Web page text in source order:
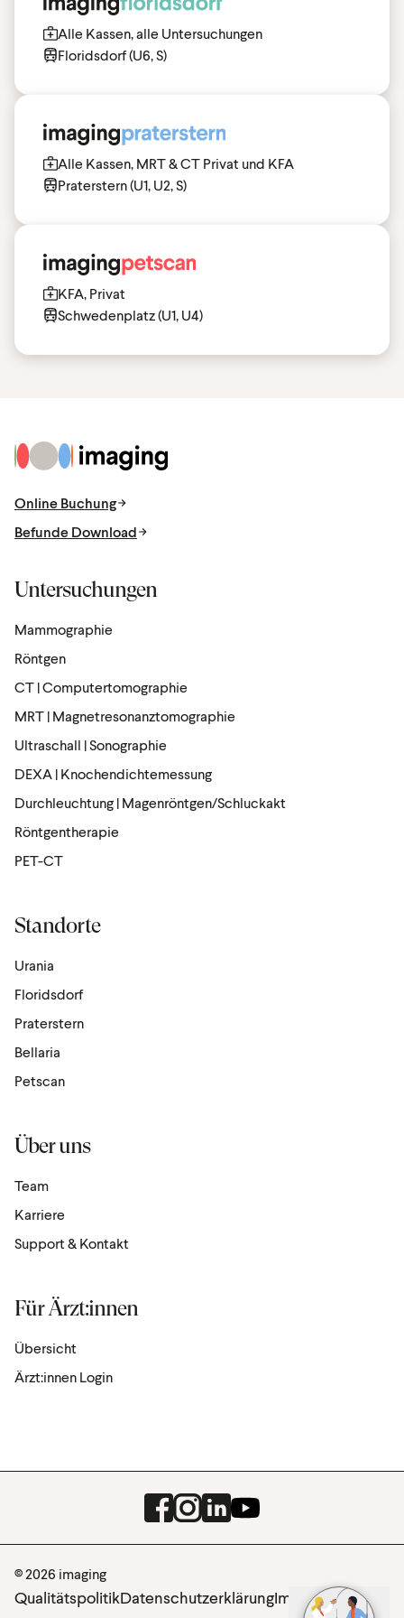
Alle Kassen, alle Untersuchungen
Floridsdorf (U6, S)
Alle Kassen, MRT & CT Privat und KFA
Praterstern (U1, U2, S)
KFA, Privat
Schwedenplatz (U1, U4)
Zur Startseite
Online Buchung
Befunde Download
Untersuchungen
Mammographie
Röntgen
CT | Computertomographie
MRT | Magnetresonanztomographie
Ultraschall | Sonographie
DEXA | Knochendichtemessung
Durchleuchtung | Magenröntgen/Schluckakt
Röntgen­the­rapie
PET-CT
Standorte
Urania
Floridsdorf
Praterstern
Bellaria
Petscan
Über uns
Team
Karriere
Support & Kontakt
Für Ärzt:innen
Übersicht
Ärzt:innen Login
Facebook
Instagram
LinkedInYoutube
© 2026 imaging
QualitätspolitikDatenschutzerklärungImpressum